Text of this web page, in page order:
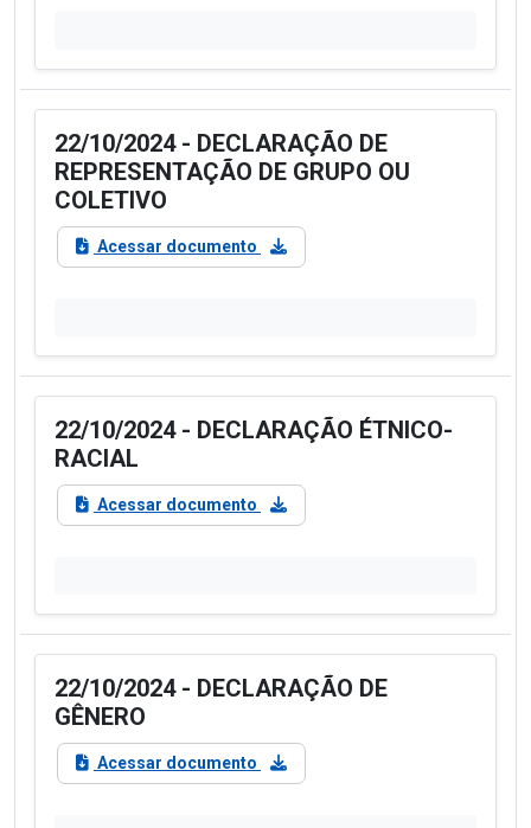
22/10/2024 - DECLARAÇÃO DE
REPRESENTAÇÃO DE GRUPO OU
COLETIVO
Acessar documento
22/10/2024 - DECLARAÇÃO ÉTNICO-
RACIAL
Acessar documento
22/10/2024 - DECLARAÇÃO DE
GÊNERO
Acessar documento